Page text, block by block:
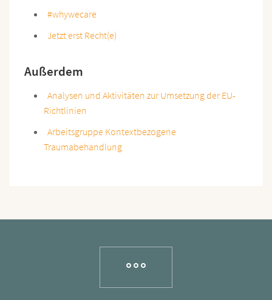
#whywecare
Jetzt erst Recht(e)
Außerdem
Analysen und Aktivitäten zur Umsetzung der EU-
Richtlinien
Arbeitsgruppe Kontextbezogene
Traumabehandlung